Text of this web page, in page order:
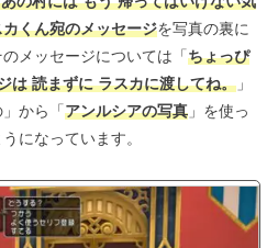
カくん宛のメッセージを写真の裏に
メッセージについては「ちょっぴ
は 読まずに ラスカに渡してね。 」
から「アンルシアの写真 」を使っ
になっています。